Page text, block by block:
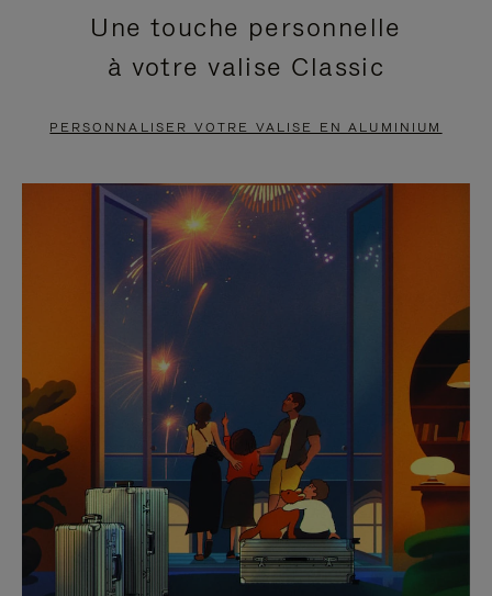
EN
PAUSE,
APPUYEZ
POUR
METTRE
PAUSE
VIDÉO
EST
DÉSACTIVÉ.
CLIQUER
POUR
RÉACTIVER
LE
SON
Une touche personnelle
à votre valise Classic
PERSONNALISER VOTRE VALISE EN ALUMINIUM